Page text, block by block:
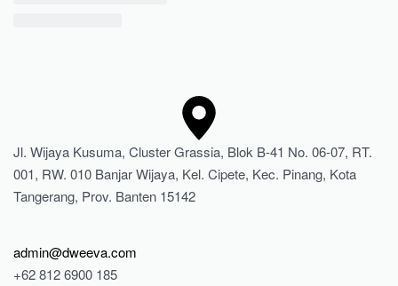
Jl. Wijaya Kusuma, Cluster Grassia, Blok B-41 No. 06-07, RT.
001, RW. 010 Banjar Wijaya, Kel. Cipete, Kec. Pinang, Kota
Tangerang, Prov. Banten 15142
admin@dweeva.com
+62 812 6900 185